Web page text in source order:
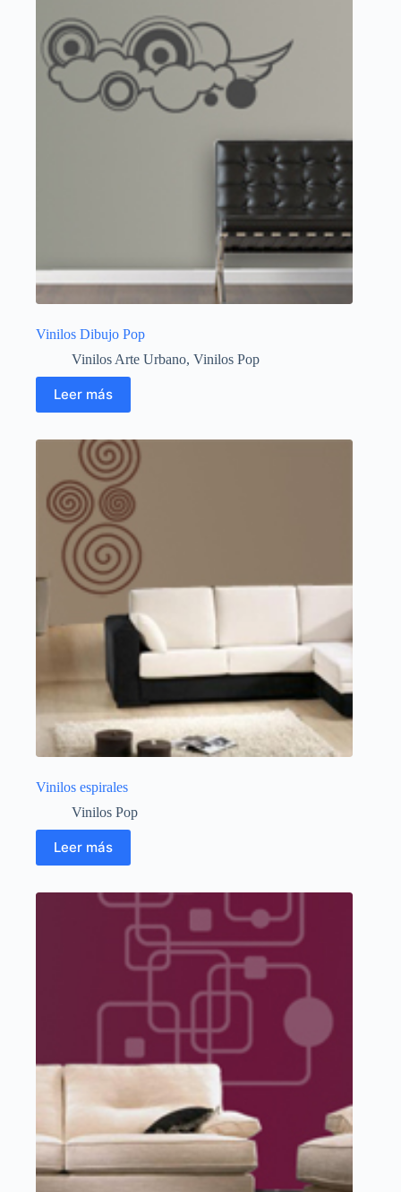
Vinilos Dibujo Pop
Vinilos Arte Urbano, Vinilos Pop
Leer más
Vinilos espirales
Vinilos Pop
Leer más